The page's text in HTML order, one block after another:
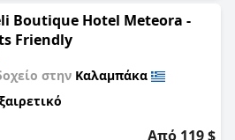
Boutique Hotel Meteora -
Friendly
στην Καλαμπάκα
Από 119 $